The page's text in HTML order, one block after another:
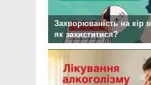
Захворюваність на кір в
як захиститися?